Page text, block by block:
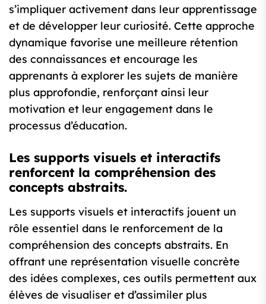
s’impliquer activement dans leur apprentissage
et de développer leur curiosité. Cette approche
dynamique favorise une meilleure rétention
des connaissances et encourage les
apprenants à explorer les sujets de manière
plus approfondie, renforçant ainsi leur
motivation et leur engagement dans le
processus d’éducation.
Les supports visuels et interactifs
renforcent la compréhension des
concepts abstraits.
Les supports visuels et interactifs jouent un
rôle essentiel dans le renforcement de la
compréhension des concepts abstraits. En
offrant une représentation visuelle concrète
des idées complexes, ces outils permettent aux
élèves de visualiser et d’assimiler plus